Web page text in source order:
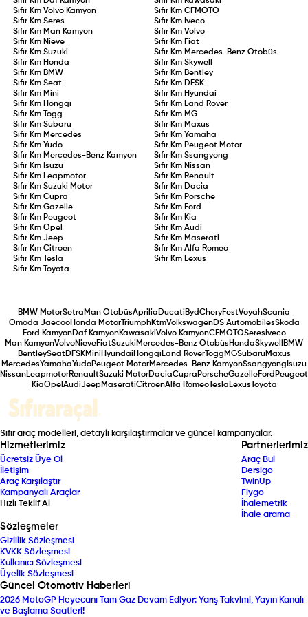
Sıfır KmVolvo Kamyon Sıfır Km CFMOTO
Sıfır KmSeres Sıfır Km Iveco
Sıfır Km Man Kamyon Sıfır Km Volvo
Sıfır Km Nieve Sıfır Km Fiat
Sıfır KmSuzuki Sıfır Km Mercedes-Benz Otobüs
Sıfır Km Honda Sıfır Km Skywell
Sıfır Km BMW Sıfır Km Bentley
Sıfır KmSeat Sıfır Km DFSK
Sıfır Km Mini Sıfır Km Hyundai
Sıfır Km Hongqı Sıfır Km Land Rover
Sıfır Km
Togg Sıfır Km MG
Sıfır KmSubaru Sıfır Km Maxus
Sıfır Km Mercedes Sıfır Km Yamaha
Sıfır KmYudo Sıfır Km Peugeot Motor
Sıfır Km Mercedes-Benz Kamyon Sıfır Km Ssangyong
Sıfır Km Isuzu Sıfır Km Nissan
Sıfır Km Leapmotor Sıfır Km Renault
Sıfır KmSuzuki Motor Sıfır Km Dacia
Sıfır KmCupra Sıfır Km Porsche
Sıfır KmGazelle Sıfır Km Ford
Sıfır Km Peugeot Sıfır Km Kia
Sıfır KmOpel Sıfır Km Audi
Sıfır KmJeep Sıfır Km Maserati
Sıfır KmCitroen Sıfır Km Alfa Romeo
Sıfır Km
Tesla Sıfır Km Lexus
Sıfır Km
Toyota
BMW MotorSetra Man OtobüsAprilia Ducati BydCheryFestVoyahScania
Omoda JaecooHonda MotorTriumphKtmVolkswagenDS AutomobilesSkoda
Ford KamyonDaf KamyonKawasakiVolvo KamyonCFMOTOSeres Iveco
Man KamyonVolvoNieveFiatSuzuki Mercedes-Benz Otobüs HondaSkywell
BMW
BentleySeatDFSKMini Hyundai Hongqı Land RoverTogg MGSubaruMaxus
MercedesYamahaYudoPeugeot MotorMercedes-Benz KamyonSsangyong Isuzu
NissanLeapmotorRenaultSuzuki MotorDaciaCupra PorscheGazelleFord Peugeot
KiaOpel AudiJeep MaseratiCitroenAlfa RomeoTesla Lexus Toyota
Sıfır araç modelleri, detaylı karşılaştırmalar ve güncel kampanyalar.
Hizmetlerimiz
Ücretsiz Üye Ol
İletişim
Araç Karşılaştır
Kampanyalı Araçlar
Hızlı Teklif Al
Partnerlerimiz
Araç Bul
Dersigo
TwinUp
Fiygo
İhalemetrik
İhale arama
Sözleşmeler
Gizlilik Sözleşmesi
KVKK Sözleşmesi
Kullanıcı Sözleşmesi
Üyelik Sözleşmesi
Güncel Otomotiv Haberleri
2026 MotoGP Heyecanı Tam Gaz Devam Ediyor: Yarış Takvimi, Yayın Kanalı
ve Başlama Saatleri!